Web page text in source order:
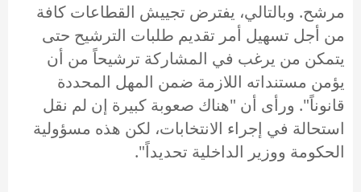
مرشح. وبالتالي، يفترض تجييش القطاعات كافة
من أجل تسهيل أمر تقديم طلبات الترشيح حتى
يتمكن من يرغب في المشاركة ترشيحاً من أن
يؤمن مستنداته اللازمة ضمن المهل المحددة
قانوناً". ورأى أن "هناك صعوبة كبيرة إن لم نقل
استحالة في إجراء الانتخابات، لكن هذه مسؤولية
الحكومة ووزير الداخلية تحديداً".